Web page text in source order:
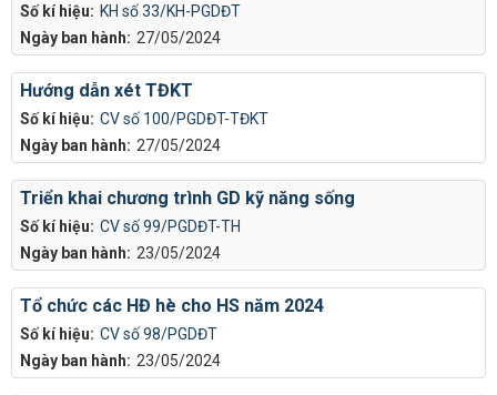
Số kí hiệu: KH số 33/KH-PGDĐT
Ngày ban hành: 27/05/2024
Số kí hiệu: CV số 100/PGDĐT-TĐKT
Ngày ban hành: 27/05/2024
Hướng dẫn xét TĐKT
Số kí hiệu: CV số 99/PGDĐT-TH
Ngày ban hành: 23/05/2024
Triển khai chương trình GD kỹ năng sống
Số kí hiệu: CV số 98/PGDĐT
Ngày ban hành: 23/05/2024
Tổ chức các HĐ hè cho HS năm 2024